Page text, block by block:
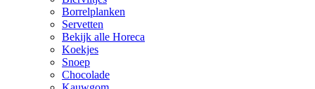
Borrelplanken
Servetten
Bekijk alle Horeca
Koekjes
Snoep
Chocolade